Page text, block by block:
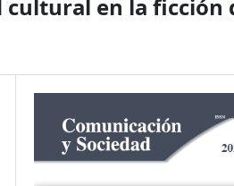
en la ficción